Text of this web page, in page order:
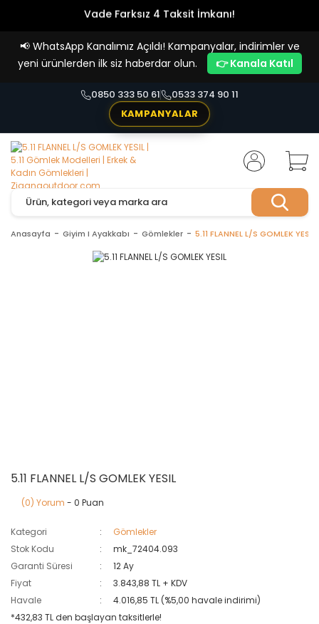
Vade Farksız 4 Taksit İmkanı!
📢 WhatsApp Kanalımız Açıldı! Kampanyalar, indirimler ve
yeni ürünlerden ilk siz haberdar olun.
👉 Kanala Katıl
0850 333 50 61
0533 374 90 11
KAMPANYALAR
Anasayfa Giyim I Ayakkabı Gömlekler 5.11 FLANNEL L/S GOMLEK YESIL
5.11 FLANNEL L/S GOMLEK YESIL
(0) Yorum - 0 Puan
Kategori
Gömlekler
Stok Kodu
mk_72404.093
Garanti Süresi
12 Ay
Fiyat
3.843,88 TL + KDV
Havale
4.016,85 TL (%5,00 havale indirimi)
*432,83 TL den başlayan taksitlerle!